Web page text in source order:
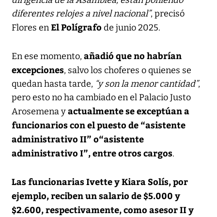
diferentes relojes a nivel nacional”, precisó
Flores en El Polígrafo de junio 2025.
En ese momento, añadió que no habrían
excepciones, salvo los choferes o quienes se
quedan hasta tarde, “y son la menor cantidad”,
pero esto no ha cambiado en el Palacio Justo
Arosemena yactualmente se exceptúan a
funcionarios con el puesto de “asistente
administrativo II” o“asistente
administrativo I”, entre otros cargos.
Las funcionarias Ivette y Kiara Solís, por
ejemplo, reciben un salario de $5.000 y
$2.600, respectivamente, como asesor II y